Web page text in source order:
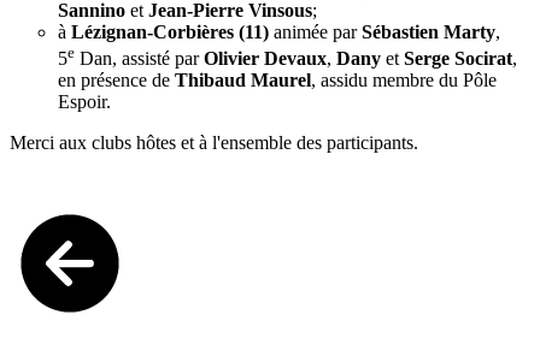
Sannino et Jean-Pierre Vinsous;
à Lézignan-Corbières (11) animée parSébastien Marty,
5e Dan, assisté parOlivier Devaux, Dany et Serge Socirat,
en présence de Thibaud Maurel, assidu membre du Pôle
Espoir.
Merci aux clubs hôtes et à l'ensemble des participants.